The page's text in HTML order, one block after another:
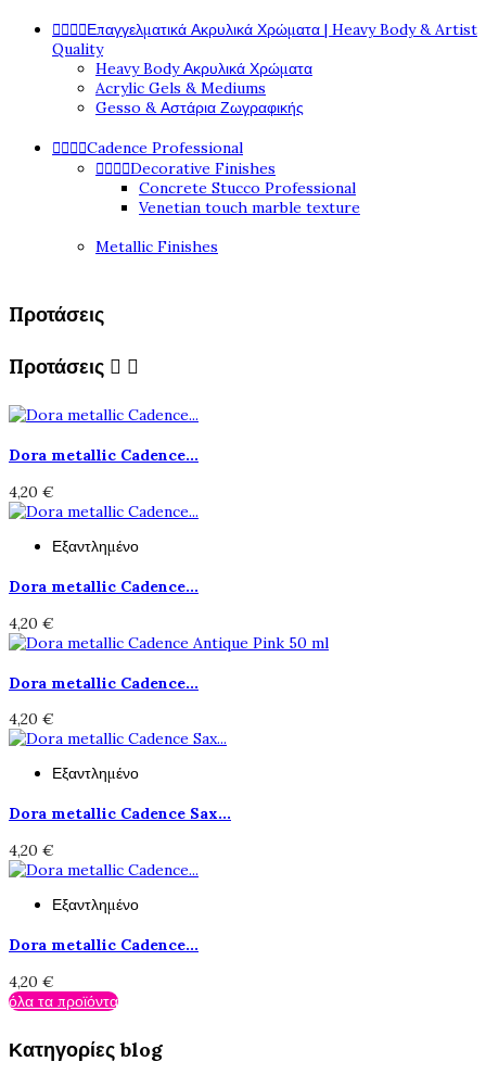
Επαγγελματικά Ακρυλικά Χρώματα | Heavy Body & Artist
Quality
Heavy Body Ακρυλικά Χρώματα
Acrylic Gels & Mediums
Gesso & Αστάρια Ζωγραφικής
Cadence Professional
Decorative Finishes
Concrete Stucco Professional
Venetian touch marble texture
Metallic Finishes
Προτάσεις
Προτάσεις  
Dora metallic Cadence...
4,20 €
Εξαντλημένο
Dora metallic Cadence...
4,20 €
Dora metallic Cadence...
4,20 €
Εξαντλημένο
Dora metallic Cadence Sax...
4,20 €
Εξαντλημένο
Dora metallic Cadence...
4,20 €
όλα τα προϊόντα
Κατηγορίες blog